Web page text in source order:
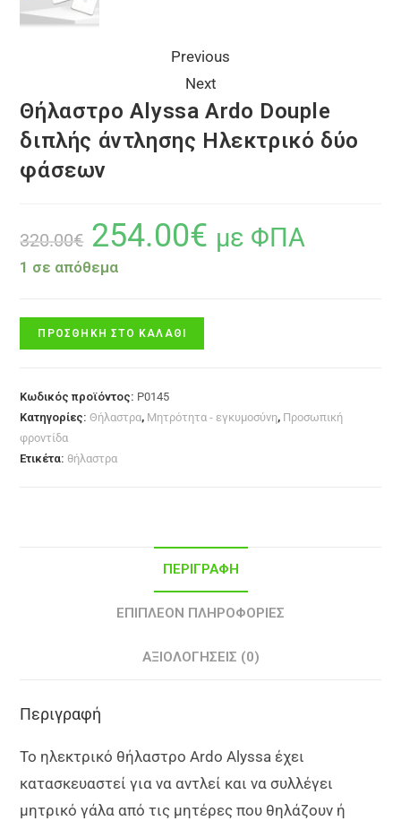
Previous
Next
Θήλαστρο Alyssa Ardo Douple
διπλής άντλησης Ηλεκτρικό δύο
φάσεων
320.00€ 254.00€ με ΦΠΑ
1 σε απόθεμα
ΠΡΟΣΘΉΚΗ ΣΤΟ ΚΑΛΆΘΙ
Κωδικός προϊόντος: P0145
Κατηγορίες:Θήλαστρα, Μητρότητα - εγκυμοσύνη, Προσωπική
φροντίδα
Ετικέτα: θήλαστρα
ΠΕΡΙΓΡΑΦΉ
ΕΠΙΠΛΈΟΝ ΠΛΗΡΟΦΟΡΊΕΣ
ΑΞΙΟΛΟΓΉΣΕΙΣ (0)
Περιγραφή
Το ηλεκτρικό θήλαστρο Ardo Alyssa έχει
κατασκευαστεί για να αντλεί και να συλλέγει
μητρικό γάλα από τις μητέρες που θηλάζουν ή